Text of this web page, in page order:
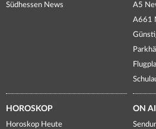
Südhessen News
A5
A661
HOROSKOP
Horoskop Heute
ON